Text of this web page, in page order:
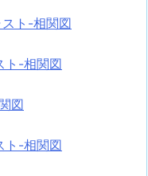
ト-相関図
ト-相関図
図
ト-相関図